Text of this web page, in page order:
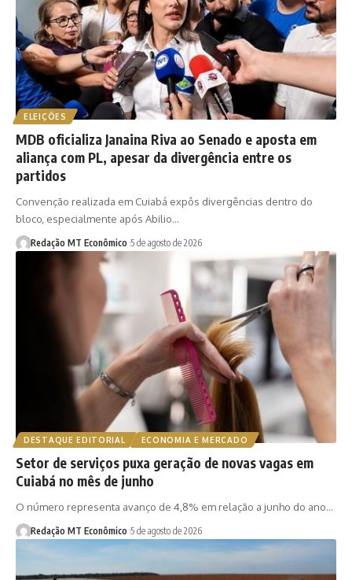
ELEIÇÕES
MDB oficializa Janaina Riva ao Senado e aposta em
aliança com PL, apesar da divergência entre os
partidos
Convenção realizada em Cuiabá expôs divergências dentro do
bloco, especialmente após Abilio…
Redação MT Econômico 5 de agosto de 2026
DESTAQUE EDITORIAL ECONOMIA E MERCADO
Setor de serviços puxa geração de novas vagas em
Cuiabá no mês de junho
O número representa avanço de 4,8% em relação a junho do ano…
Redação MT Econômico 5 de agosto de 2026